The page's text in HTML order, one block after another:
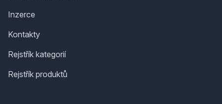
Inzerce
Kontakty
Rejstřík kategorií
Rejstřík produktů